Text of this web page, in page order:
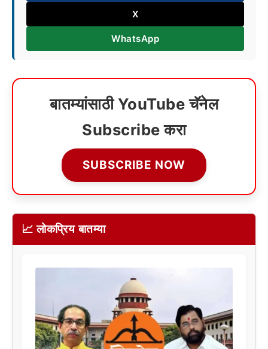
X
WhatsApp
बातम्यांसाठी YouTube चॅनेल
Subscribe करा
SUBSCRIBE NOW
📈 लोकप्रिय बातम्या